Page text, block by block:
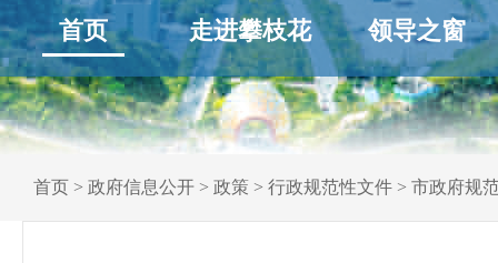
首页 走进攀枝花 领导之窗
首页 > 政府信息公开 > 政策 > 行政规范性文件 > 市政府规